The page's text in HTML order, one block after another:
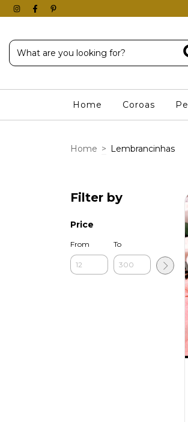
Home Coroas
Home > Lembrancinhas
Filter by
Price
From To